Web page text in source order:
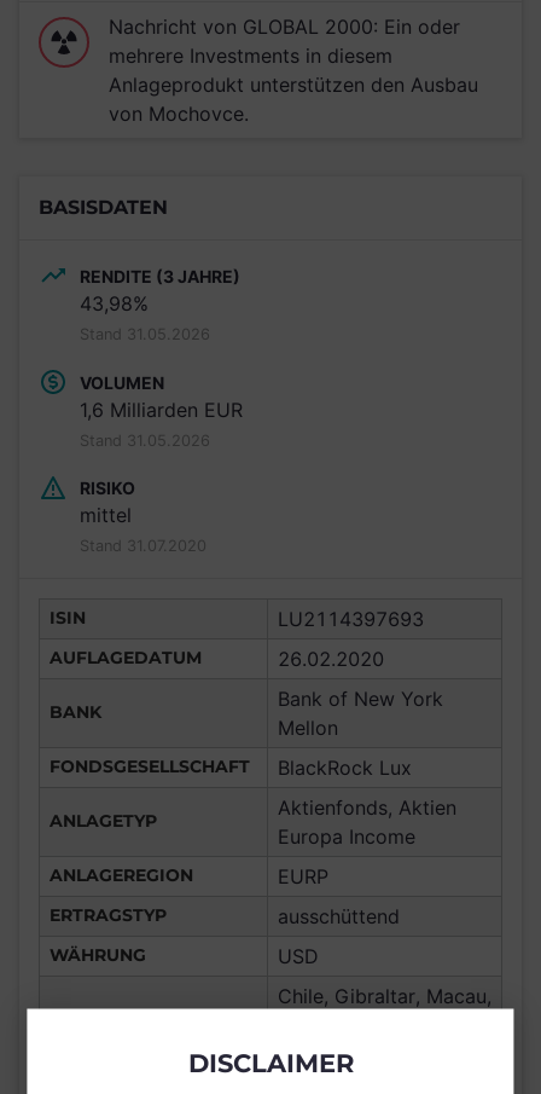
Nachricht von GLOBAL 2000: Ein oder
mehrere Investments in diesem
Anlageprodukt unterstützen den Ausbau
von Mochovce.
BASISDATEN
RENDITE (3 JAHRE)
43,98%
Stand 31.05.2026
VOLUMEN
1,6 Milliarden EUR
Stand 31.05.2026
RISIKO
mittel
Stand 31.07.2020
ISIN LU2114397693
AUFLAGEDATUM 26.02.2020
BANK
Bank of New York
Mellon
FONDSGESELLSCHAFT BlackRock Lux
ANLAGETYP
Aktienfonds, Aktien
Europa Income
ANLAGEREGION EURP
ERTRAGSTYP ausschüttend
WÄHRUNG
USD
Chile, Gibraltar, Macau,
Deutschland, Spanien,
DISCLAIMER